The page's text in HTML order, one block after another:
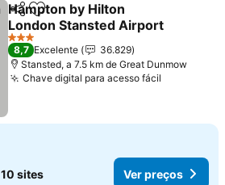
PartilharAdicionar aos favoritos
Hampton by Hilton
London Stansted Airport
Ver preços
3 Estrelas
8,7 Excelente
36.829
Stansted, a 7.5 km de Great Dunmow
Chave digital para acesso fácil
10 sites Ver preços